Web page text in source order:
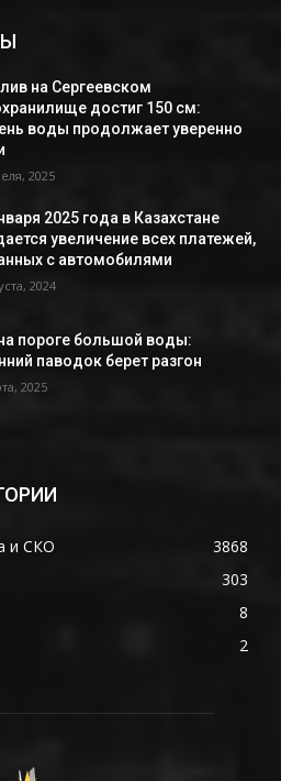
на Сергеевском
достиг 150 см:
воды продолжает уверенно
2025
2025 года в Казахстане
увеличение всех платежей,
с автомобилями
2024
пороге большой воды:
паводок берет разгон
2025
и СКО
3868
303
8
2